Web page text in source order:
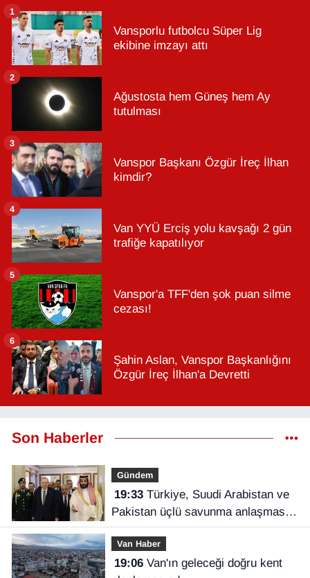
Vansporlu futbolcu Süper Lig
ekibine imzayı attı
1
Ağustosta hem Güneş hem Ay
tutulması
2
Vanspor Başkanı Özgür İreç İlhan
kimdir?
3
Van YYÜ Erciş yolu kavşağı 2 gün
trafiğe kapatılıyor
4
Vanspor'a TFF'den şok puan silme
cezası!
5
Şahin Aslan, Vanspor Başkanlığını
Özgür İreç İlhan'a Devretti
6
Son Haberler
Gündem
19:33Türkiye, Suudi Arabistan ve
Pakistan üçlü savunma anlaşması
imzaladı
Van Haber
19:06Van'ın geleceği doğru kent